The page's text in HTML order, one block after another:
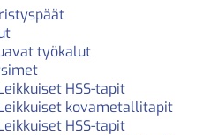
työkalut
HSS-tapit
kovametallitapit
HSS-tapit